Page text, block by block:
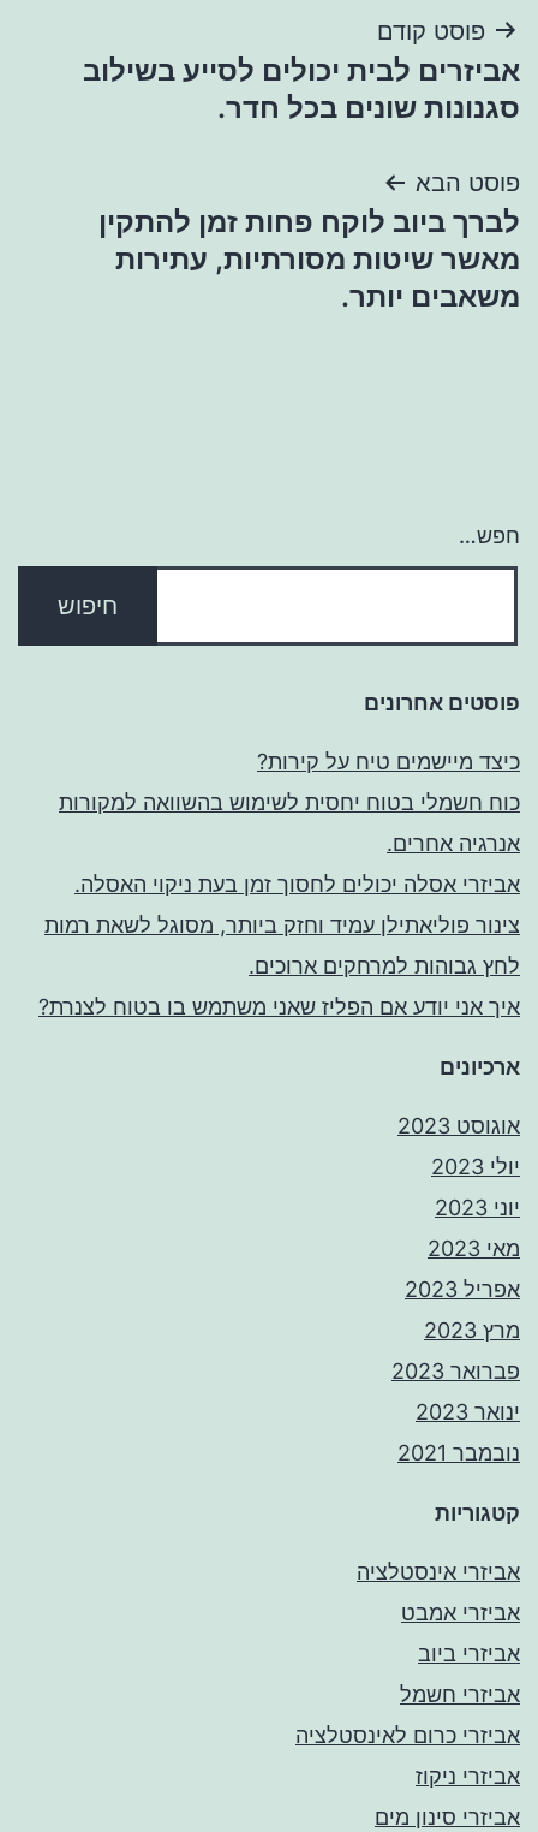
ניווט
פוסט קודם
אביזרים לבית יכולים לסייע בשילוב
סגנונות שונים בכל חדר.
פוסט הבא
לברך ביוב לוקח פחות זמן להתקין
מאשר שיטות מסורתיות, עתירות
משאבים יותר.
חפש…
פוסטים אחרונים
כיצד מיישמים טיח על קירות?
כוח חשמלי בטוח יחסית לשימוש בהשוואה למקורות
אנרגיה אחרים.
אביזרי אסלה יכולים לחסוך זמן בעת ניקוי האסלה.
צינור פוליאתילן עמיד וחזק ביותר, מסוגל לשאת רמות
לחץ גבוהות למרחקים ארוכים.
איך אני יודע אם הפליז שאני משתמש בו בטוח לצנרת?
ארכיונים
אוגוסט 2023
יולי 2023
יוני 2023
מאי 2023
אפריל 2023
מרץ 2023
פברואר 2023
ינואר 2023
נובמבר 2021
קטגוריות
אביזרי אינסטלציה
אביזרי אמבט
אביזרי ביוב
אביזרי חשמל
אביזרי כרום לאינסטלציה
אביזרי ניקוז
אביזרי סינון מים